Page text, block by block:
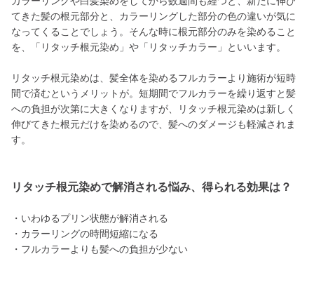
てきた髪の根元部分と、カラーリングした部分の色の違いが気に
なってくることでしょう。そんな時に根元部分のみを染めること
を、「リタッチ根元染め」や「リタッチカラー」といいます。
リタッチ根元染めは、髪全体を染めるフルカラーより施術が短時
間で済むというメリットが。短期間でフルカラーを繰り返すと髪
への負担が次第に大きくなりますが、リタッチ根元染めは新しく
伸びてきた根元だけを染めるので、髪へのダメージも軽減されま
す。
リタッチ根元染めで解消される悩み、得られる効果は？
・いわゆるプリン状態が解消される
・カラーリングの時間短縮になる
・フルカラーよりも髪への負担が少ない